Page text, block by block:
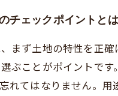
チェックポイントと
まず土地の特性を正
ぶことがポイントで
れてはなりません。